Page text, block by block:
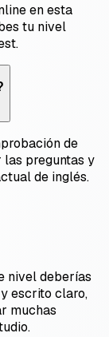
en esta
tu nivel
de
preguntas y
de inglés.
nivel deberías
escrito claro,
muchas